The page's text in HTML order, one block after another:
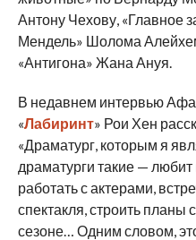
Антону Чехову, «Главное
Мендель» Шолома
«Антигона» Жана Ануя.
В недавнем интервью
«Лабиринт» Рои Хен
«Драматург, которым я
драматурги такие — любит
работать с актерами,
спектакля, строить планы
сезоне… Одним словом,